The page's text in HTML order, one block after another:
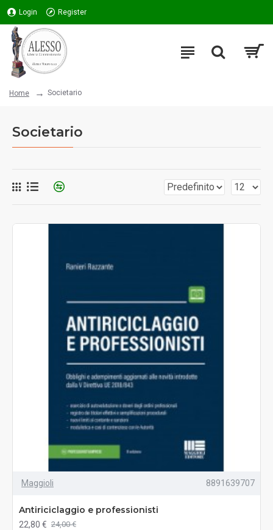
Login Register
Home Societario
Societario
Maggioli 8891639707
Antiriciclaggio e professionisti
22,80 € 24,00 €